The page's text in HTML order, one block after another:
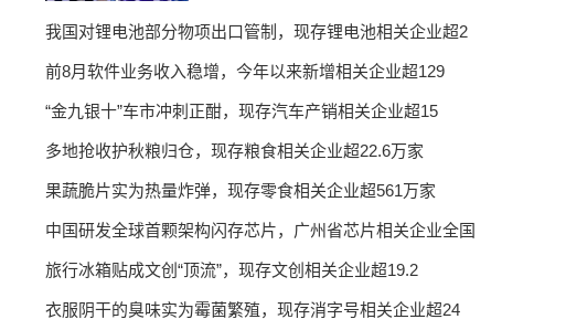
我国对锂电池部分物项出口管制，现存锂电池相关企业超2
前8月软件业务收入稳增，今年以来新增相关企业超129
“金九银十”车市冲刺正酣，现存汽车产销相关企业超15
多地抢收护秋粮归仓，现存粮食相关企业超22.6万家
果蔬脆片实为热量炸弹，现存零食相关企业超561万家
中国研发全球首颗架构闪存芯片，广州省芯片相关企业全国
旅行冰箱贴成文创“顶流”，现存文创相关企业超19.2
衣服阴干的臭味实为霉菌繁殖，现存消字号相关企业超24